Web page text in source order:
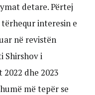
detare. Përtej
interesin e
në revistën
Shirshov i
dhe 2023
më tepër se